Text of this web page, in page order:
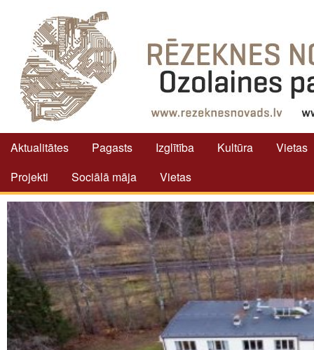
Aktualitātes Pagasts Izglītība Kultūra
Vietas
Projekti
Sociālā māja Vietas